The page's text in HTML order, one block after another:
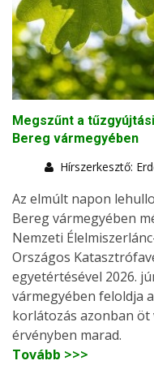
Megszűnt a
Bereg vármegyében
Hírszerkesztő:
Az elmúlt napon
Bereg vármegyében
Nemzeti
Országos
egyetértésével 2026.
vármegyében feloldja
korlátozás azonban
érvényben marad.
Tovább >>>